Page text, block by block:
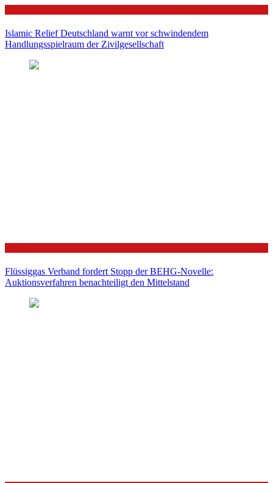
Islamic Relief Deutschland warnt vor schwindendem
Handlungsspielraum der Zivilgesellschaft
Flüssiggas Verband fordert Stopp der BEHG-Novelle:
Auktionsverfahren benachteiligt den Mittelstand